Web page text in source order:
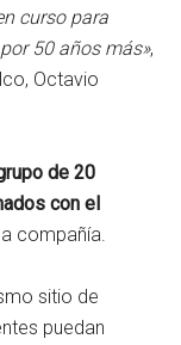
curso para
50 años más»,
Octavio
de 20
con el
compañía.
sitio de
puedan